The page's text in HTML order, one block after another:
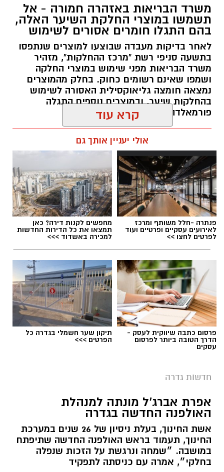
מקצועי, לפתח תוכניות חינוכיות, ליצור אירועי תוכן
ופרויקטים ייחודיים ולעבוד מול קהלים מגוונים, תוך
חיבור בין עולם התרבות, החינוך והקהילה.
בין דרישות התפקיד:
תואר אקדמי המוכר על ידי המועצה להשכלה
גבוהה.
ניסיון בפיתוח הדרכה ועמידה מול קהל.
ניסיון ויכולת בניהול והובלת צוות.
יכולת לפיתוח והפקת פרויקטים מיוחדים
ואירועי תוכן.
חשיבה עצמאית ורב־תחומית.
יחסי אנוש מצוינים, יוזמה ויצירתיות.
במוזיאון מציינים כי הם מחפשים מועמד או מועמדת
בעלי "ראש מלא ברעיונות", שיצטרפו להובלת
הפעילות החינוכית והקהילתית של אחד ממוסדות
התרבות הבולטים בעיר.
לפרטים המלאים ולהגשת מועמדות ניתן להיכנס
לעמוד הדרושים של החברה העירונית:
להגשת מועמדות לחצו כאן
יש לכם מידע חשוב שטרם נחשף? צילומים מאירוע
אותנו
משרד הבריאות באזהרה חמורה - אל
תשמשו במוצרי החלקת השיער האלה,
בהם התגלו חומרים אסורים לשימוש
לאחר בדיקות מעבדה שבוצעו למוצרים שנתפסו
בתשעה סניפי רשת "מרכז ההחלקות", מזהיר
משרד הבריאות מפני שימוש במוצרי החלקה
ושמפו שאינם רשומים כחוק. בחלק מהמוצרים
נמצאה חומצה גליאוקסילית האסורה לשימוש
בהחלקות שיער, ובמוצרים נוספים התגלה
פורמאלדהיד - חומר המוגדר כמסרטן
תגים:משרד הבריאות, חומרים מסוכנים, מרכז
ההחלקות
צילומים: משרד הבריאות
במוצרי שיער נוספים שנתפסו במסגרת מבצע
פיקוח שנערך בתשעה סניפי רשת "מרכז
ההחלקות".
קרא עוד
אולי יעניין אותך גם
פנתרה -חלל משותף ומרכז
לאירועים עסקיים ופרטיים ועוד
לפרטים לחצו >>
מחפשים לקנות דירה? כאן
תמצאו את כל הדירות החדשות
למכירה באשדוד >>>
פרסום כתבה שיווקית לעסק -
הדרך הטובה ביותר לפרסום
עסקים
תיקון שער חשמלי בגדרה כל
הפרטים >>>
חדשות גדרה
אפרת אברג’ל מונתה למנהלת
האולפנה החדשה בגדרה
אשת החינוך, בעלת ניסיון של 26 שנים במערכת
החינוך, תעמוד בראש האולפנה החדשה שתיפתח
במושבה. ״שמחה ונרגשת על הזכות שנפלה
בחלקי״, אמרה עם כניסתה לתפקיד